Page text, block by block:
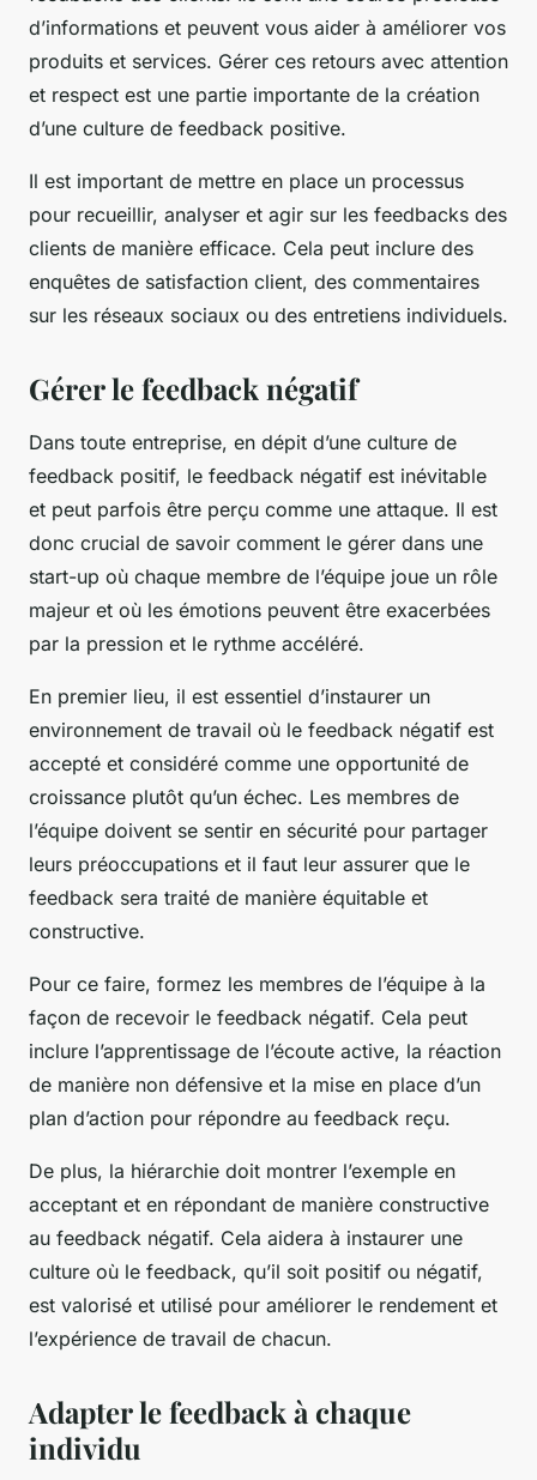
d’informations et peuvent vous aider à améliorer vos
produits et services. Gérer ces retours avec attention
et respect est une partie importante de la création
d’une culture de feedback positive.
Il est important de mettre en place un processus
pour recueillir, analyser et agir sur les feedbacks des
clients de manière efficace. Cela peut inclure des
enquêtes de satisfaction client, des commentaires
sur les réseaux sociaux ou des entretiens individuels.
Gérer le feedback négatif
Dans toute entreprise, en dépit d’une culture de
feedback positif, le feedback négatif est inévitable
et peut parfois être perçu comme une attaque. Il est
donc crucial de savoir comment le gérer dans une
start-up où chaque membre de l’équipe joue un rôle
majeur et où les émotions peuvent être exacerbées
par la pression et le rythme accéléré.
En premier lieu, il est essentiel d’instaurer un
environnement de travail où le feedback négatif est
accepté et considéré comme une opportunité de
croissance plutôt qu’un échec. Les membres de
l’équipe doivent se sentir en sécurité pour partager
leurs préoccupations et il faut leur assurer que le
feedback sera traité de manière équitable et
constructive.
Pour ce faire, formez les membres de l’équipe à la
façon de recevoir le feedback négatif. Cela peut
inclure l’apprentissage de l’écoute active, la réaction
de manière non défensive et la mise en place d’un
plan d’action pour répondre au feedback reçu.
De plus, la hiérarchie doit montrer l’exemple en
acceptant et en répondant de manière constructive
au feedback négatif. Cela aidera à instaurer une
culture où le feedback, qu’il soit positif ou négatif,
est valorisé et utilisé pour améliorer le rendement et
l’expérience de travail de chacun.
Adapter le feedback à chaque
individu